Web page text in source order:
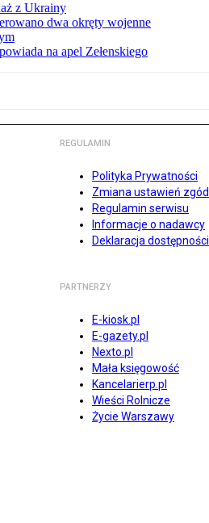
z Ukrainy
dwa okręty wojenne
na apel Zełenskiego
REGULAMIN
Polityka Prywatności
Zmiana ustawień zgód
Regulamin serwisu
Informacje o nadawcy
Deklaracja dostępności
PARTNERZY
E-kiosk.pl
E-gazety.pl
Nexto.pl
Mała księgowość
Kancelarierp.pl
Wieści Rolnicze
Życie Warszawy